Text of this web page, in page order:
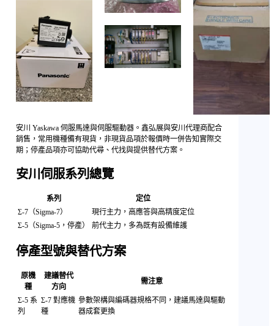
安川 Yaskawa 伺服馬達與伺服驅動器。鑫弘展與安川代理商配合
銷售，常用機種備有現貨，非現貨品項於報價時一併告知實際交
期；停產品項亦可協助代尋、代找與提供替代方案。
安川伺服系列總覽
系列
定位
Σ-7（Sigma-7）
現行主力，高應答與高精度定位
Σ-5（Sigma-5，停產）
前代主力，多為既有設備維護
停產型號與替代方案
原機
種
建議替代
方向
需注意
Σ-5 系
列
Σ-7 對應機
種
參數架構與編碼器規格不同，建議馬達與驅動
器成套更換